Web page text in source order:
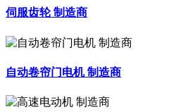
伺服齿轮 制造商
自动卷帘门电机 制造商